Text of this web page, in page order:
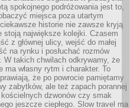
spokojnego podróżowania jest to,
miejsca poza utartym
historie nie zawsze kryją
stoją największe kolejki. Czasem
z głównej ulicy, wejść do małej
na rynku i posłuchać rozmów
W takich chwilach odkrywamy, że
ma własny rytm i charakter. To
że po powrocie pamiętamy
zabytków, ale też zapach porannej
dzwonów czy smak
jeszcze ciepłego. Slow travel ma